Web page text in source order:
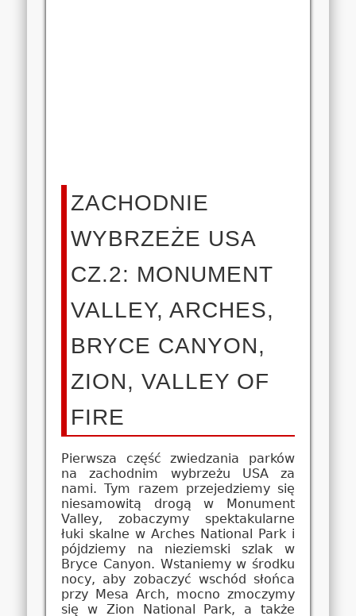
ZACHODNIE
WYBRZEŻE USA
CZ.2: MONUMENT
VALLEY, ARCHES,
BRYCE CANYON,
ZION, VALLEY OF
FIRE
Pierwsza część zwiedzania parków
na zachodnim wybrzeżu USA za
nami. Tym razem przejedziemy się
niesamowitą drogą w Monument
Valley, zobaczymy spektakularne
łuki skalne w Arches National Park i
pójdziemy na nieziemski szlak w
Bryce Canyon. Wstaniemy w środku
nocy, aby zobaczyć wschód słońca
przy Mesa Arch, mocno zmoczymy
się w Zion National Park, a także